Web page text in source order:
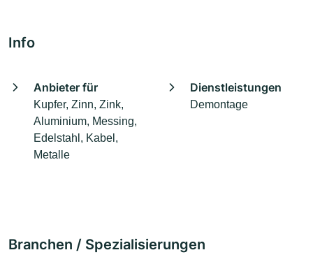
Info
Anbieter für
Kupfer, Zinn, Zink,
Aluminium, Messing,
Edelstahl, Kabel,
Metalle
Dienstleistungen
Demontage
Branchen / Spezialisierungen